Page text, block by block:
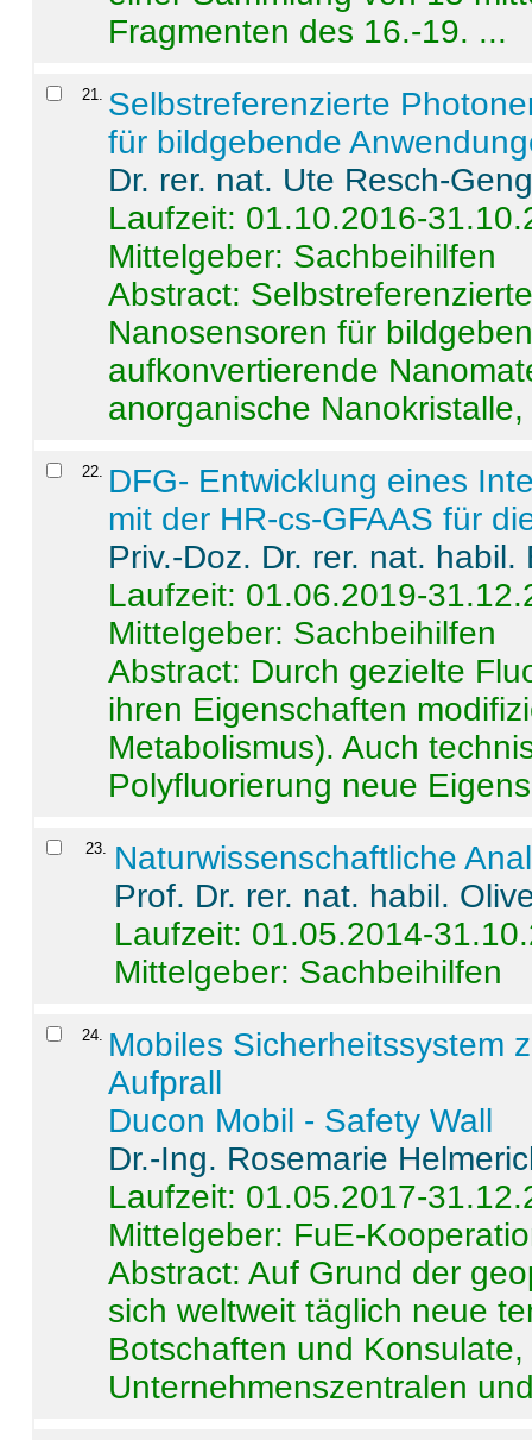
Fragmenten des 16.-19. ...
21
Selbstreferenzierte
für bildgebende
Dr. rer. nat. Ute Resch-
Laufzeit: 01.10.2016-
Mittelgeber: Sachbeihilfen
Abstract:
Nanosensoren für
aufkonvertierende
anorganische
22
DFG- Entwicklung eines
mit der HR-cs-GFAAS für
Priv.-Doz. Dr. rer. nat.
Laufzeit: 01.06.2019-
Mittelgeber: Sachbeihilfen
Abstract: Durch gezielte
ihren Eigenschaften
Metabolismus). Auch
Polyfluorierung neue
23. Naturwissenschaftliche
Prof. Dr. rer. nat. habil.
Laufzeit: 01.05.2014-
Mittelgeber: Sachbeihilfen
24. Mobiles Sicherheitssystem
Aufprall
Ducon Mobil - Safety Wall
Dr.-Ing. Rosemarie
Laufzeit: 01.05.2017-
Mittelgeber: FuE-
Abstract:Auf Grund der
sich weltweit täglich neue
Botschaften und
Unternehmenszentralen